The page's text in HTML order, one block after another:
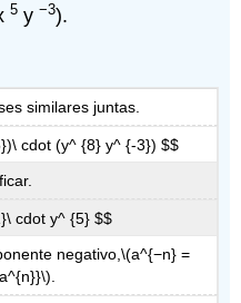
5 y−3).
similares juntas.
cdot (y^ {8} y^ {-3}) $$
cdot y^ {5} $$
negativo, \(a^{−n} =